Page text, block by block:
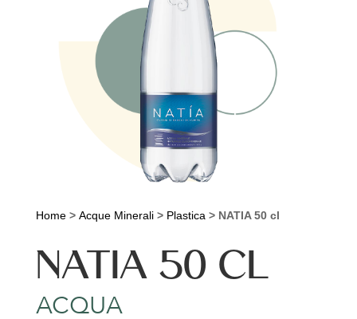
Home> Acque Minerali> Plastica > NATIA 50 cl
NATIA 50 CL
ACQUA